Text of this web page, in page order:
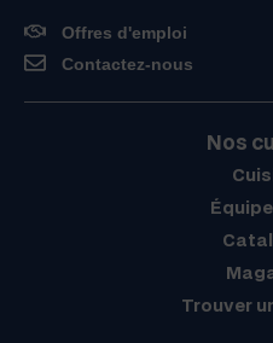
Offres d'emploi
Contactez-nous
Nos
Trouver